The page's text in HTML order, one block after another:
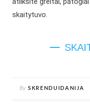
skaitytuvo.
By SKRENDUIDANIJA